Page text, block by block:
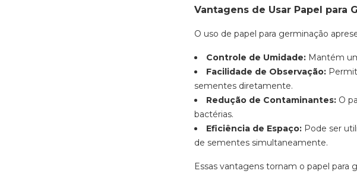
Vantagens de Usar Papel para
O uso de papel para germinação
Controle de Umidade: Mantém
Facilidade de Observação:
sementes diretamente.
Redução de Contaminantes: O
bactérias.
Eficiência de Espaço: Pode ser
de sementes simultaneamente.
Essas vantagens tornam o papel para